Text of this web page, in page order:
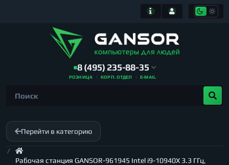
8 (495) 235-88-35
РОЗНИЦА КОРП. ОТДЕЛ E-MAIL
Перейти в категорию
Рабочая станция GANSOR-961945 Intel i9-10940X 3.3 ГГц,